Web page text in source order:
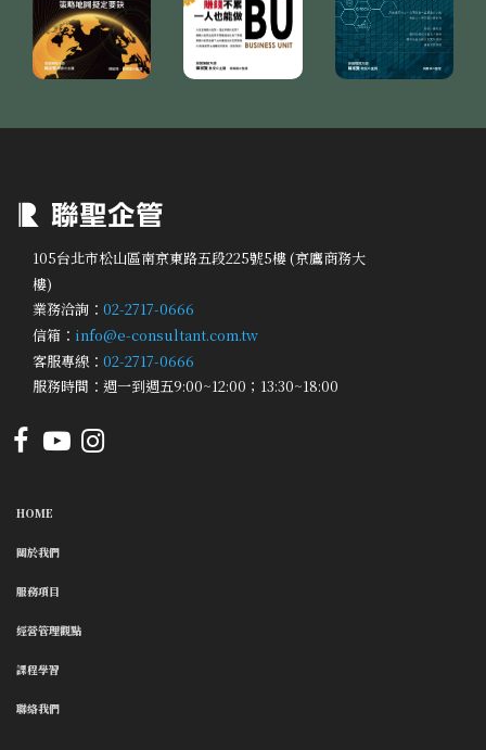
105台北市松山區南京東路五段225號5樓 (京鷹商務大
樓)
業務洽詢： 02-2717-0666
信箱： info@e-consultant.com.tw
客服專線： 02-2717-0666
服務時間：週一到週五9:00~12:00；13:30~18:00
HOME
關於我們
服務項目
經營管理觀點
課程學習
聯絡我們